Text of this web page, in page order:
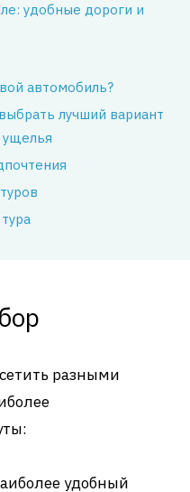
удобные дороги и
автомобиль?
лучший вариант
ущелья
разными
удобный